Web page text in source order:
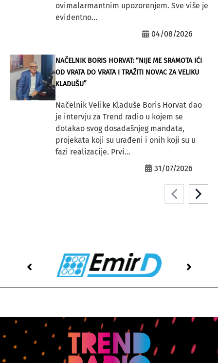
ovimalarmantnim upozorenjem. Sve više je
evidentno...
04/08/2026
NAČELNIK BORIS HORVAT: “NIJE ME SRAMOTA IĆI
OD VRATA DO VRATA I TRAŽITI NOVAC ZA VELIKU
KLADUŠU”
Načelnik Velike Kladuše Boris Horvat dao
je intervju za Trend radio u kojem se
dotakao svog dosadašnjeg mandata,
projekata koji su urađeni i onih koji su u
fazi realizacije. Prvi...
31/07/2026